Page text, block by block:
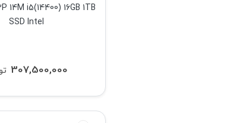
14M i5(14400) 16GB 1TB
SSD Intel
307,500,000